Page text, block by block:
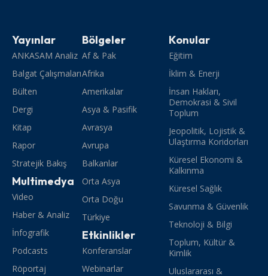
Yayınlar
ANKASAM Analiz
Balgat Çalışmaları
Bülten
Dergi
Kitap
Rapor
Stratejik Bakış
Multimedya
Video
Haber & Analiz
İnfografik
Podcasts
Röportaj
Bölgeler
Af & Pak
Afrika
Amerikalar
Asya & Pasifik
Avrasya
Avrupa
Balkanlar
Orta Asya
Orta Doğu
Türkiye
Etkinlikler
Konferanslar
Webinarlar
Konular
Eğitim
İklim & Enerji
İnsan Hakları,
Demokrasi & Sivil
Toplum
Jeopolitik, Lojistik &
Ulaştırma Koridorları
Küresel Ekonomi &
Kalkınma
Küresel Sağlık
Savunma & Güvenlik
Teknoloji & Bilgi
Toplum, Kültür &
Kimlik
Uluslararası &